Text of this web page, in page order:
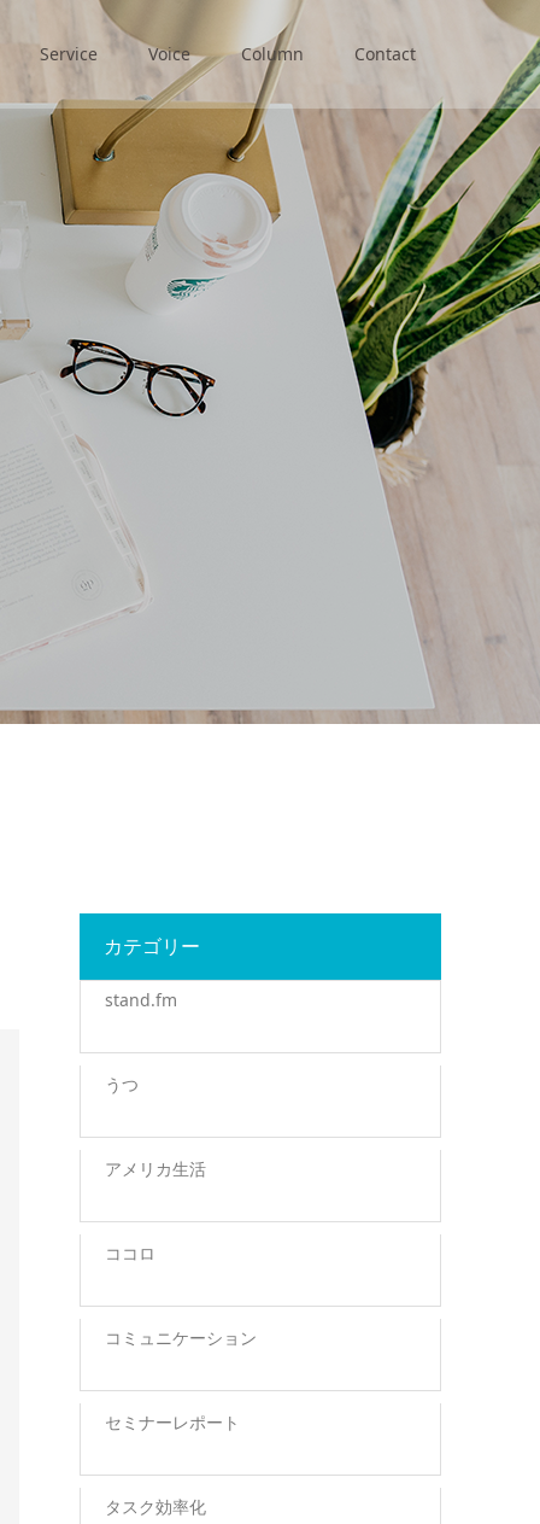
Service Voice Column Contact
カテゴリー
stand.fm
うつ
アメリカ生活
ココロ
コミュニケーション
セミナーレポート
タスク効率化